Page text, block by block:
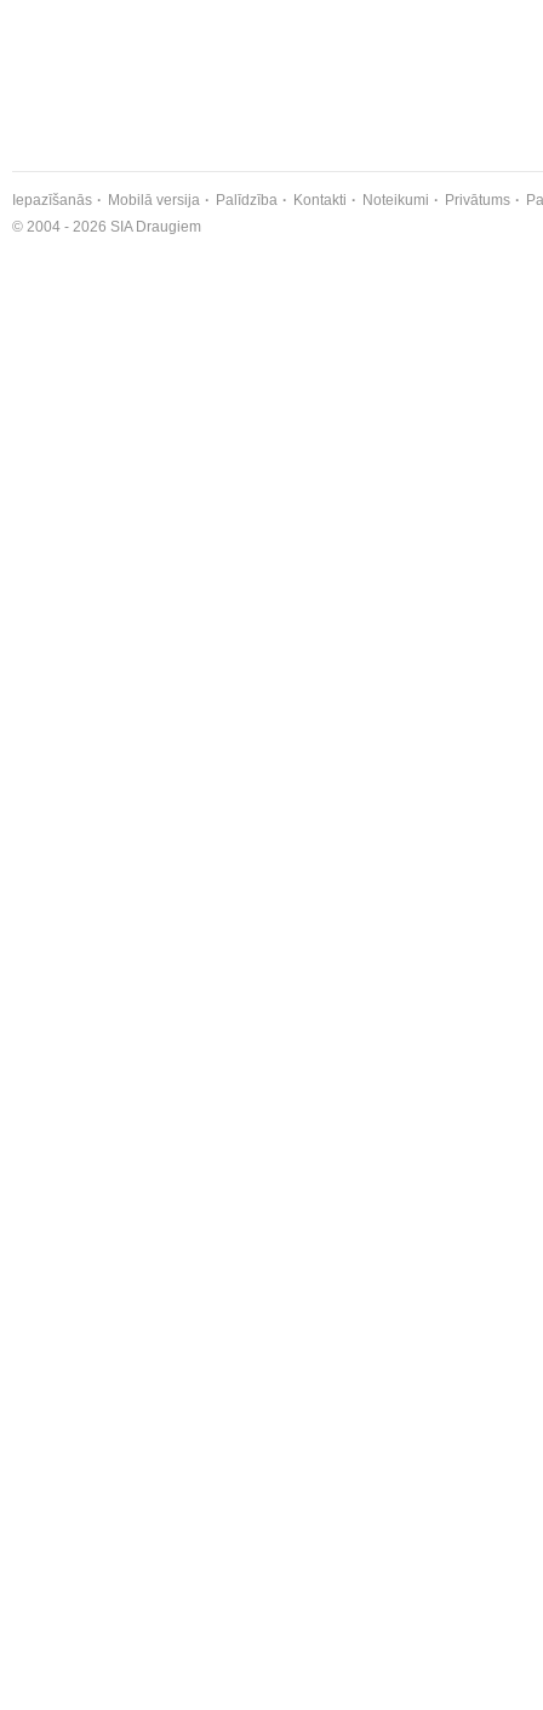
Iepazīšanās Mobilā versija Palīdzība Kontakti Noteikumi Privātums
© 2004 - 2026 SIA Draugiem